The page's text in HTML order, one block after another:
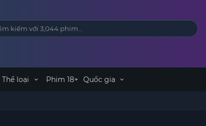
Thể loại Phim 18+ Quốc gia